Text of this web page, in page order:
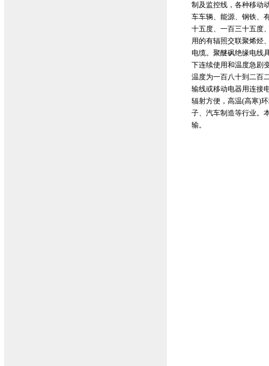
制及监控线，各种移动
车车辆、能源、钢铁、
十五度、一百三十五度
用的有辐照交联聚烯烃
电缆。聚醚砜绝缘电线
下连续使用和温度急剧
温度为一百八十到二百
输线或移动电器用连接
辐射方便，高温(高寒)
子、汽车制造等行业。
输。